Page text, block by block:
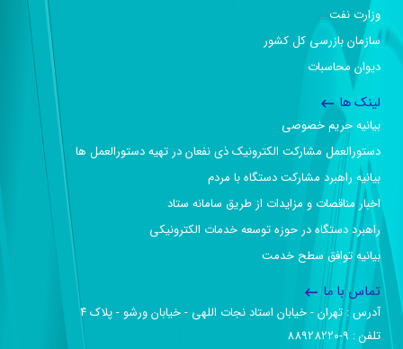
وزارت نفت
سازمان بازرسی کل کشور
دیوان محاسبات
لینک ها
بیانیه حریم خصوصی
دستورالعمل مشارکت الکترونیک ذی نفعان در تهیه دستورالعمل ها
بیانیه راهبرد مشارکت دستگاه با مردم
اخبار مناقصات و مزایدات از طریق سامانه ستاد
راهبرد دستگاه در حوزه توسعه خدمات الکترونیکی
بیانیه توافق سطح خدمت
تماس با ما
آدرس :‌ تهران - خیابان استاد نجات اللهی - خیابان ورشو - پلاک ۴
تلفن :‌ 9-88928220